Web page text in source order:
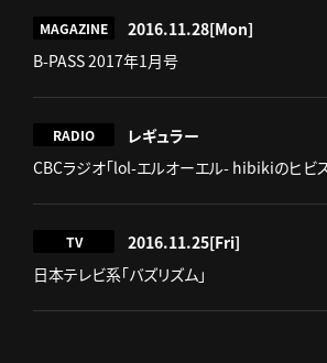
MAGAZINE 2016.11.28[Mon]
B-PASS 2017年1月号
RADIO
レギュラー
CBCラジオ「lol-エルオーエル- hibikiのヒビス
TV 2016.11.25[Fri]
日本テレビ系「バズリズム」